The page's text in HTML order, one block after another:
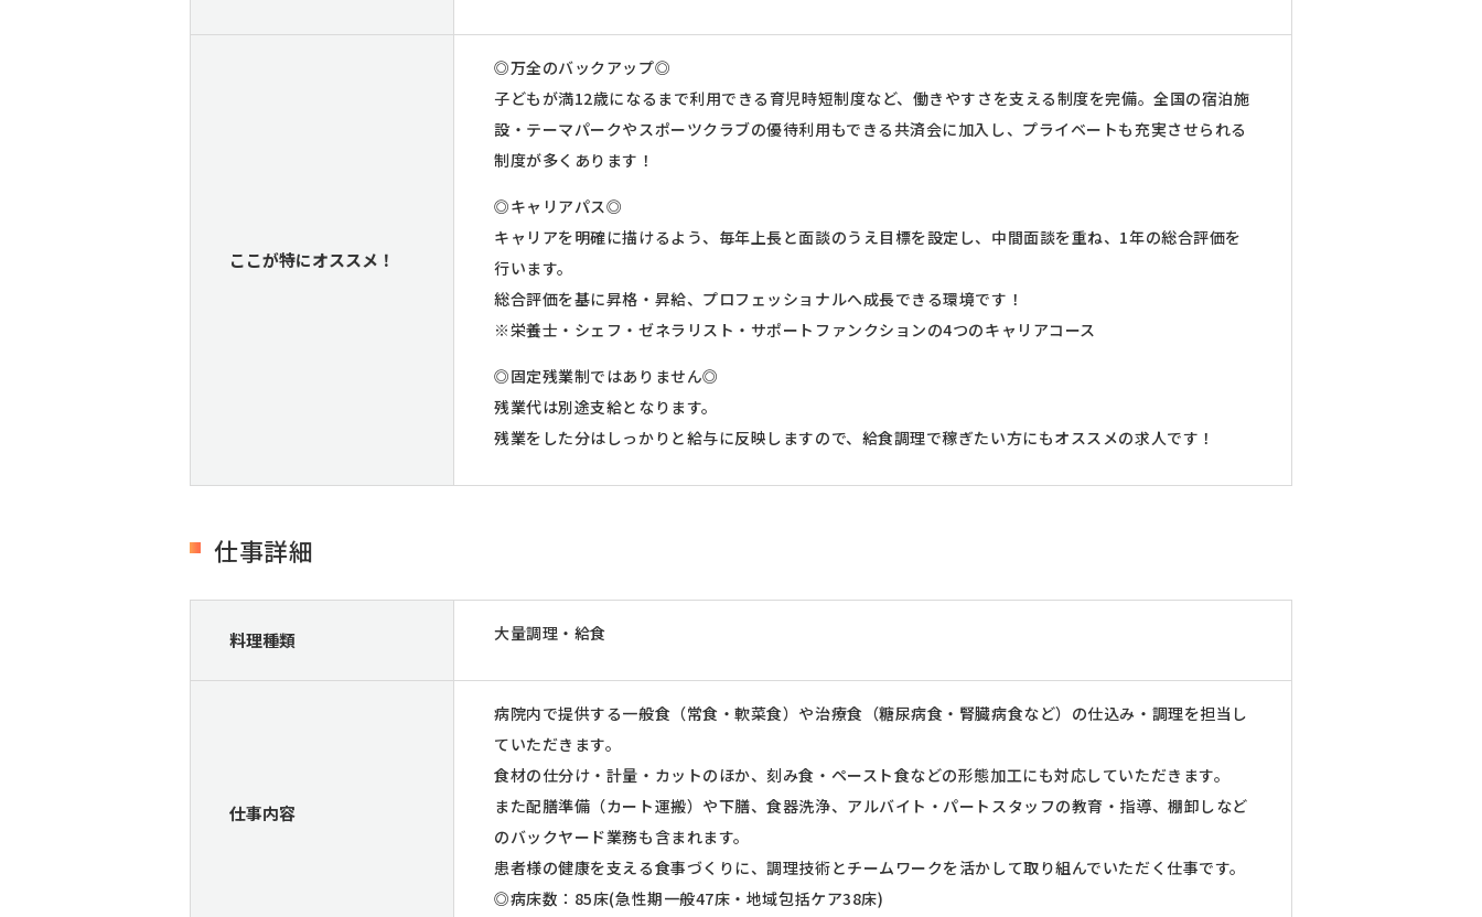
ここが特にオススメ！
◎万全のバックアップ◎
子どもが満12歳になるまで利用できる育児時短制度など、働きやすさを支える制度を完備。全国の宿泊施
設・テーマパークやスポーツクラブの優待利用もできる共済会に加入し、プライベートも充実させられる
制度が多くあります！
◎キャリアパス◎
キャリアを明確に描けるよう、毎年上長と面談のうえ目標を設定し、中間面談を重ね、1年の総合評価を
行います。
総合評価を基に昇格・昇給、プロフェッショナルへ成長できる環境です！
※栄養士・シェフ・ゼネラリスト・サポートファンクションの4つのキャリアコース
◎固定残業制ではありません◎
残業代は別途支給となります。
残業をした分はしっかりと給与に反映しますので、給食調理で稼ぎたい方にもオススメの求人です！
仕事詳細
料理種類 大量調理・給食
仕事内容
病院内で提供する一般食（常食・軟菜食）や治療食（糖尿病食・腎臓病食など）の仕込み・調理を担当し
ていただきます。
食材の仕分け・計量・カットのほか、刻み食・ペースト食などの形態加工にも対応していただきます。
また配膳準備（カート運搬）や下膳、食器洗浄、アルバイト・パートスタッフの教育・指導、棚卸しなど
のバックヤード業務も含まれます。
患者様の健康を支える食事づくりに、調理技術とチームワークを活かして取り組んでいただく仕事です。
◎病床数：85床(急性期一般47床・地域包括ケア38床)